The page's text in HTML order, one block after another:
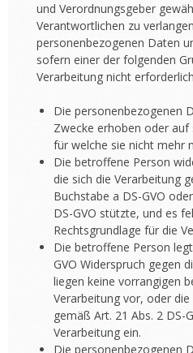
und Verordnungsgeber
Verantwortlichen zu
personenbezogenen Daten
sofern einer der folgenden
Verarbeitung nicht
Die personenbezogenen
Zwecke erhoben oder
für welche sie nicht mehr
Die betroffene Person
die sich die Verarbeitung
Buchstabe a DS-GVO
DS-GVO stützte, und es
Rechtsgrundlage für die
Die betroffene Person
GVO Widerspruch gegen
liegen keine vorrangigen
Verarbeitung vor, oder
gemäß Art. 21 Abs. 2 DS-
Verarbeitung ein.
Die personenbezogenen